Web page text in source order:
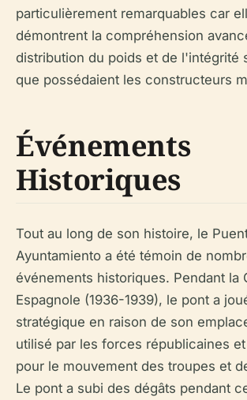
particulièrement remarquables car
démontrent la compréhension
distribution du poids et de l'intégrité
que possédaient les constructeurs
Événements
Historiques
Tout au long de son histoire, le
Ayuntamiento a été témoin de
événements historiques. Pendant la
Espagnole (1936-1939), le pont a
stratégique en raison de son
utilisé par les forces républicaines
pour le mouvement des troupes et
Le pont a subi des dégâts pendant